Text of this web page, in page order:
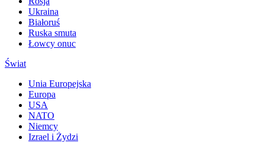
Ukraina
Białoruś
Ruska smuta
Łowcy onuc
Świat
Unia Europejska
Europa
USA
NATO
Niemcy
Izrael i Żydzi